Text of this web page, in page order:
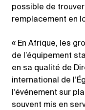
possible de
remplacement en
« En Afrique, les
de l’équipement
en sa qualité de
international de
l’événement sur
souvent mis en